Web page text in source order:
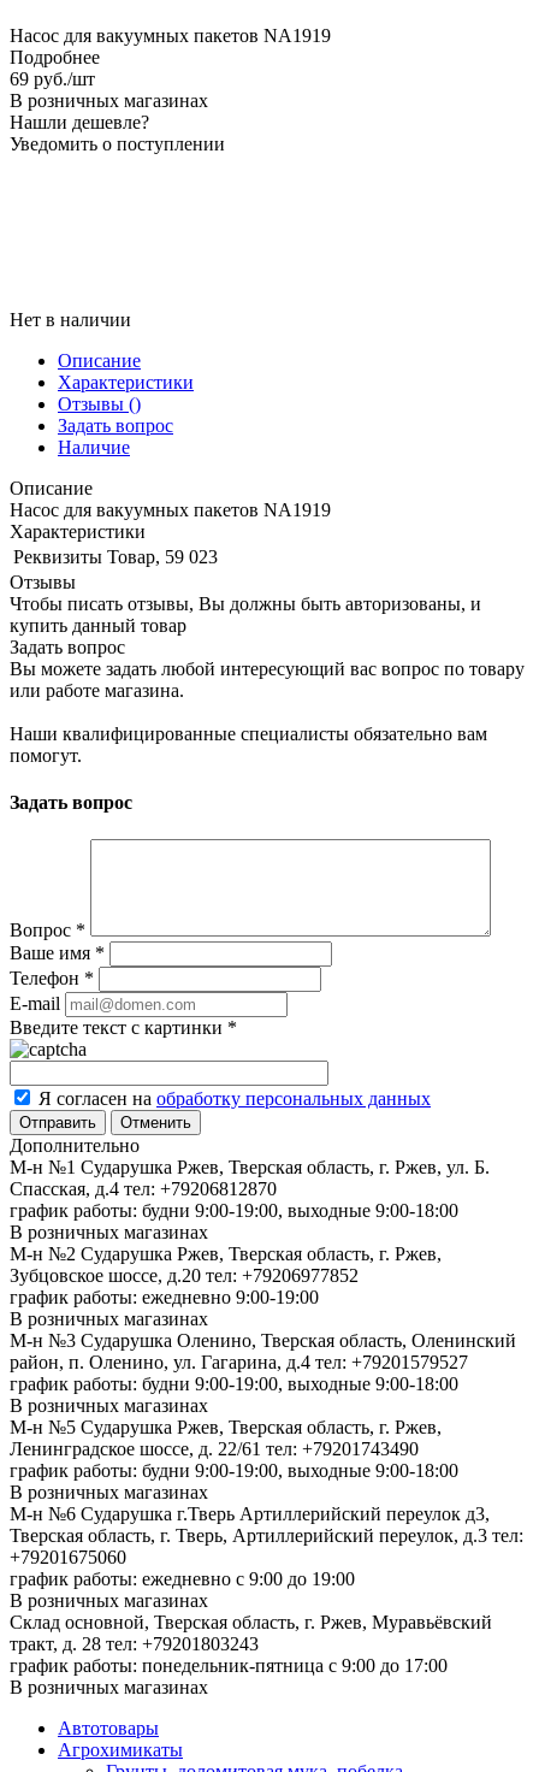
Насос для вакуумных пакетов NA1919
Подробнее
69 руб./шт
В розничных магазинах
Нашли дешевле?
Уведомить о поступлении
Нет в наличии
Описание
Характеристики
Отзывы ()
Задать вопрос
Наличие
Описание
Насос для вакуумных пакетов NA1919
Характеристики
Реквизиты Товар, 59 023
Отзывы
Чтобы писать отзывы, Вы должны быть авторизованы, и
купить данный товар
Задать вопрос
Вы можете задать любой интересующий вас вопрос по товару
или работе магазина.
Наши квалифицированные специалисты обязательно вам
помогут.
Задать вопрос
Вопрос *
Ваше имя *
Телефон *
E-mail
Введите текст с картинки *
Я согласен на обработку персональных данных
Отменить
Дополнительно
М-н №1 Сударушка Ржев, Тверская область, г. Ржев, ул. Б.
Спасская, д.4 тел: +79206812870
график работы: будни 9:00-19:00, выходные 9:00-18:00
В розничных магазинах
М-н №2 Cударушка Ржев, Тверская область, г. Ржев,
Зубцовское шоссе, д.20 тел: +79206977852
график работы: ежедневно 9:00-19:00
В розничных магазинах
М-н №3 Сударушка Оленино, Тверская область, Оленинский
район, п. Оленино, ул. Гагарина, д.4 тел: +79201579527
график работы: будни 9:00-19:00, выходные 9:00-18:00
В розничных магазинах
М-н №5 Сударушка Ржев, Тверская область, г. Ржев,
Ленинградское шоссе, д. 22/61 тел: +79201743490
график работы: будни 9:00-19:00, выходные 9:00-18:00
В розничных магазинах
М-н №6 Сударушка г.Тверь Артиллерийский переулок д3,
Тверская область, г. Тверь, Артиллерийский переулок, д.3 тел:
+79201675060
график работы: ежедневно с 9:00 до 19:00
В розничных магазинах
Склад основной, Тверская область, г. Ржев, Муравьёвский
тракт, д. 28 тел: +79201803243
график работы: понедельник-пятница с 9:00 до 17:00
В розничных магазинах
Автотовары
Агрохимикаты